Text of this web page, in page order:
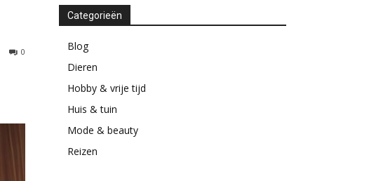
0
Categorieën
Blog
Dieren
Hobby & vrije tijd
Huis & tuin
Mode & beauty
Reizen